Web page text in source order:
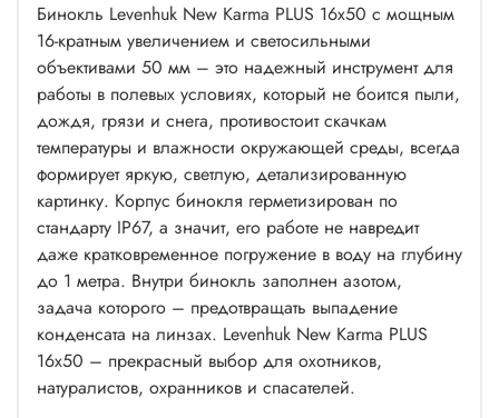
Бинокль Levenhuk New Karma PLUS 16x50 c мощным
16-кратным увеличением и светосильными
объективами 50 мм – это надежный инструмент для
работы в полевых условиях, который не боится пыли,
дождя, грязи и снега, противостоит скачкам
температуры и влажности окружающей среды, всегда
формирует яркую, светлую, детализированную
картинку. Корпус бинокля герметизирован по
стандарту IP67, а значит, его работе не навредит
даже кратковременное погружение в воду на глубину
до 1 метра. Внутри бинокль заполнен азотом,
задача которого – предотвращать выпадение
конденсата на линзах. Levenhuk New Karma PLUS
16x50 – прекрасный выбор для охотников,
натуралистов, охранников и спасателей.